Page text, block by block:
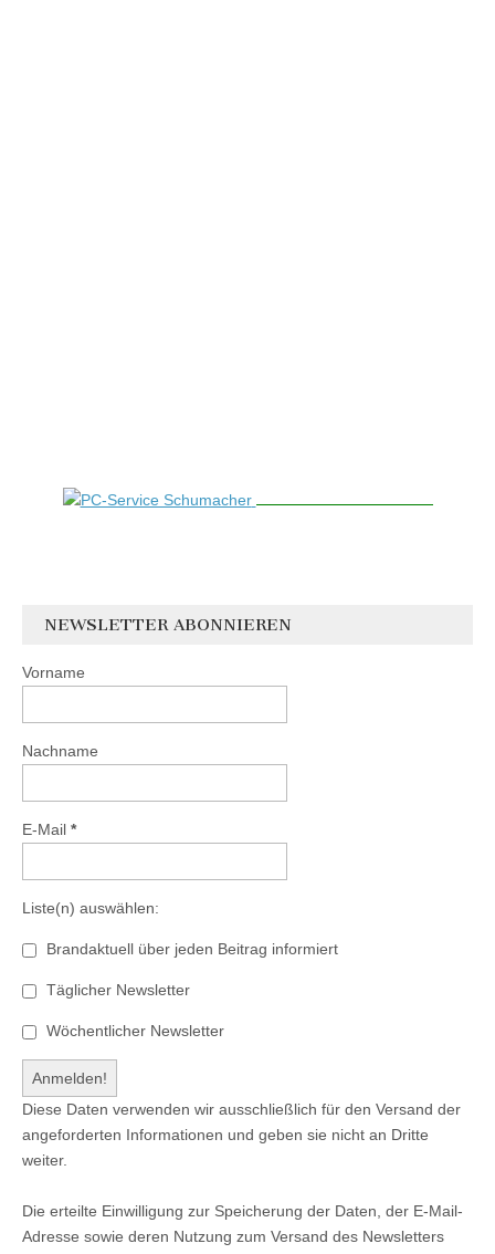
NEWSLETTER ABONNIEREN
Vorname
Nachname
E-Mail *
Liste(n) auswählen:
Brandaktuell über jeden Beitrag informiert
Täglicher Newsletter
Wöchentlicher Newsletter
Diese Daten verwenden wir ausschließlich für den Versand der
angeforderten Informationen und geben sie nicht an Dritte
weiter.
Die erteilte Einwilligung zur Speicherung der Daten, der E-Mail-
Adresse sowie deren Nutzung zum Versand des Newsletters